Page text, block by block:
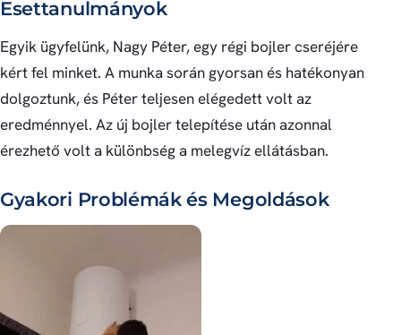
Esettanulmányok
Egyik ügyfelünk, Nagy Péter, egy régi bojler cseréjére
kért fel minket. A munka során gyorsan és hatékonyan
dolgoztunk, és Péter teljesen elégedett volt az
eredménnyel. Az új bojler telepítése után azonnal
érezhető volt a különbség a melegvíz ellátásban.
Gyakori Problémák és Megoldások